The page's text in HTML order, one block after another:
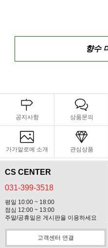
향수
공지사항 상품문의
가가알로에 소개 관심상품
CS CENTER
031-399-3518
평일 10:00 ~ 18:00
점심 12:00 ~ 13:00
주말/공휴일은 게시판을 이용하세요
고객센터 연결